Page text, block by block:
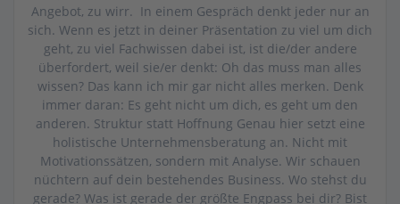
Angebot, zu wirr. In einem Gespräch denkt jeder nur an
sich. Wenn es jetzt in deiner Präsentation zu viel um dich
geht, zu viel Fachwissen dabei ist, ist die/der andere
überfordert, weil sie/er denkt: Oh das muss man alles
wissen? Das kann ich mir gar nicht alles merken. Denk
immer daran: Es geht nicht um dich, es geht um den
anderen. Struktur statt Hoffnung Genau hier setzt eine
holistische Unternehmensberatung an. Nicht mit
Motivationssätzen, sondern mit Analyse. Wir schauen
nüchtern auf dein bestehendes Business. Wo stehst du
gerade? Was ist gerade der größte Engpass bei dir? Bist